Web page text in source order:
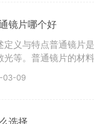
镜片哪个好
定义与特点普通镜片
光等。普通镜片的材
03-09
选择